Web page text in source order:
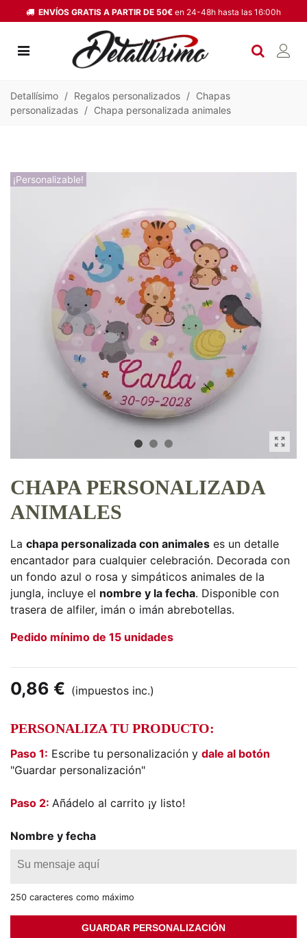
ENVÍOS GRATIS A PARTIR DE 50€ en 24-48h hasta las 16:00h
Detallísimo / Regalos personalizados / Chapas
personalizadas / Chapa personalizada animales
¡Personalizable!
CHAPA PERSONALIZADA
ANIMALES
La chapa personalizada con animales es un detalle
encantador para cualquier celebración. Decorada con
un fondo azul o rosa y simpáticos animales de la
jungla, incluye el nombre y la fecha. Disponible con
trasera de alfiler, imán o imán abrebotellas.
Pedido mínimo de 15 unidades
0,86 € (impuestos inc.)
PERSONALIZA TU PRODUCTO:
Paso 1: Escribe tu personalización y dale al botón
"Guardar personalización"
Paso 2: Añádelo al carrito ¡y listo!
Nombre y fecha
250 caracteres como máximo
GUARDAR PERSONALIZACIÓN